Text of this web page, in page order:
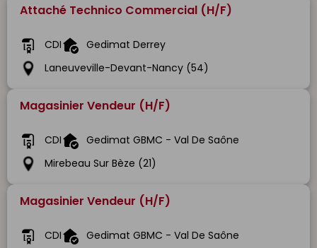
Attaché Technico Commercial (H/F)
CDI
Gedimat Derrey
Laneuveville-Devant-Nancy (54)
Magasinier Vendeur (H/F)
CDI
Gedimat GBMC - Val De Saône
Mirebeau Sur Bèze (21)
Magasinier Vendeur (H/F)
CDI
Gedimat GBMC - Val De Saône